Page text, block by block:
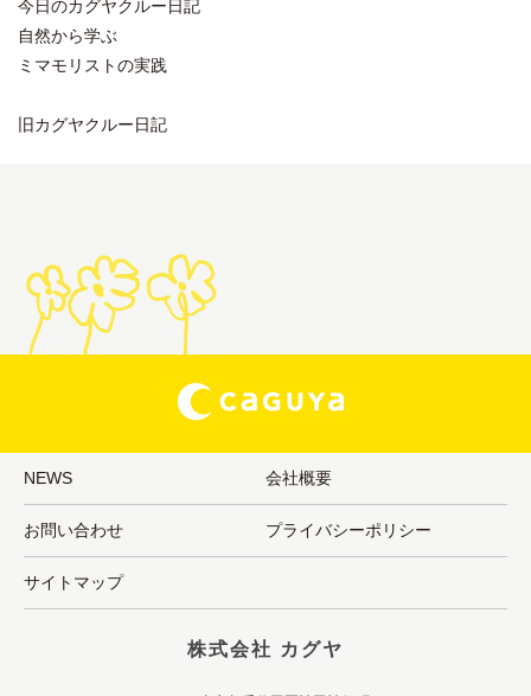
今日のカグヤクルー日記
自然から学ぶ
ミマモリストの実践
旧カグヤクルー日記
NEWS 会社概要
お問い合わせ プライバシーポリシー
サイトマップ
株式会社 カグヤ